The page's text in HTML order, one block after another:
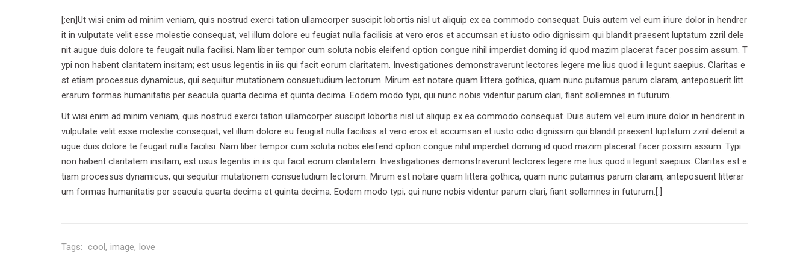
[:en]Ut wisi enim ad minim veniam, quis nostrud exerci tation ullamcorper suscipit lobortis nisl ut aliquip ex ea commodo consequat. Duis autem vel eum iriure dolor in hendrer
it in vulputate velit esse molestie consequat, vel illum dolore eu feugiat nulla facilisis at vero eros et accumsan et iusto odio dignissim qui blandit praesent luptatum zzril dele
nit augue duis dolore te feugait nulla facilisi. Nam liber tempor cum soluta nobis eleifend option congue nihil imperdiet doming id quod mazim placerat facer possim assum. T
ypi non habent claritatem insitam; est usus legentis in iis qui facit eorum claritatem. Investigationes demonstraverunt lectores legere me lius quod ii legunt saepius. Claritas e
st etiam processus dynamicus, qui sequitur mutationem consuetudium lectorum. Mirum est notare quam littera gothica, quam nunc putamus parum claram, anteposuerit litt
erarum formas humanitatis per seacula quarta decima et quinta decima. Eodem modo typi, qui nunc nobis videntur parum clari, fiant sollemnes in futurum.
Ut wisi enim ad minim veniam, quis nostrud exerci tation ullamcorper suscipit lobortis nisl ut aliquip ex ea commodo consequat. Duis autem vel eum iriure dolor in hendrerit in
vulputate velit esse molestie consequat, vel illum dolore eu feugiat nulla facilisis at vero eros et accumsan et iusto odio dignissim qui blandit praesent luptatum zzril delenit a
ugue duis dolore te feugait nulla facilisi. Nam liber tempor cum soluta nobis eleifend option congue nihil imperdiet doming id quod mazim placerat facer possim assum. Typi
non habent claritatem insitam; est usus legentis in iis qui facit eorum claritatem. Investigationes demonstraverunt lectores legere me lius quod ii legunt saepius. Claritas est e
tiam processus dynamicus, qui sequitur mutationem consuetudium lectorum. Mirum est notare quam littera gothica, quam nunc putamus parum claram, anteposuerit litterar
um formas humanitatis per seacula quarta decima et quinta decima. Eodem modo typi, qui nunc nobis videntur parum clari, fiant sollemnes in futurum.[:]
Tags: cool image love